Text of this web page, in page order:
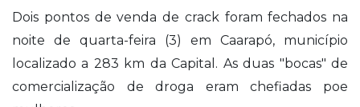
Dois pontos de venda de crack foram fechados na
noite de quarta-feira (3) em Caarapó, município
localizado a 283 km da Capital. As duas "bocas" de
comercialização de droga eram chefiadas poe